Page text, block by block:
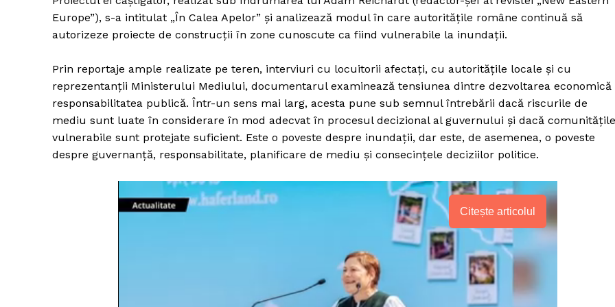
Europe”), s-a intitulat „În Calea Apelor” și analizează modul în care autoritățile române continuă să
autorizeze proiecte de construcții în zone cunoscute ca fiind vulnerabile la inundații.
Prin reportaje ample realizate pe teren, interviuri cu locuitorii afectați, cu autoritățile locale și cu
reprezentanții Ministerului Mediului, documentarul examinează tensiunea dintre dezvoltarea economică
responsabilitatea publică. Într-un sens mai larg, acesta pune sub semnul întrebării dacă riscurile de
mediu sunt luate în considerare în mod adecvat în procesul decizional al guvernului și dacă comunitățile
vulnerabile sunt protejate suficient. Este o poveste despre inundații, dar este, de asemenea, o poveste
despre guvernanță, responsabilitate, planificare de mediu și consecințele deciziilor politice.
Citește articolul